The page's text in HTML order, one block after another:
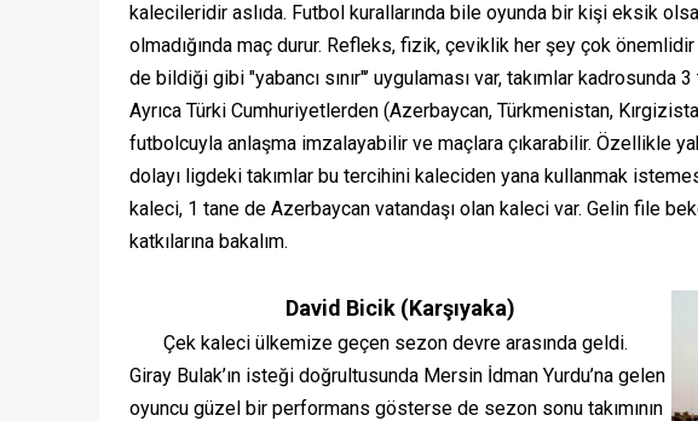
kalecileridir aslıda. Futbol kurallarında bile oyunda bir kişi eksik
olmadığında maç durur. Refleks, fizik, çeviklik her şey çok
de bildiği gibi "yabancı sınır"’ uygulaması var, takımlar kadrosunda
Ayrıca Türki Cumhuriyetlerden (Azerbaycan, Türkmenistan,
futbolcuyla anlaşma imzalayabilir ve maçlara çıkarabilir. Özellikle
dolayı ligdeki takımlar bu tercihini kaleciden yana kullanmak
kaleci, 1 tane de Azerbaycan vatandaşı olan kaleci var. Gelin file
katkılarına bakalım.
David Bicik (Karşıyaka)
Çek kaleci ülkemize geçen sezon devre arasında geldi.
Giray Bulak’ın isteği doğrultusunda Mersin İdman Yurdu’na gelen
oyuncu güzel bir performans gösterse de sezon sonu takımının